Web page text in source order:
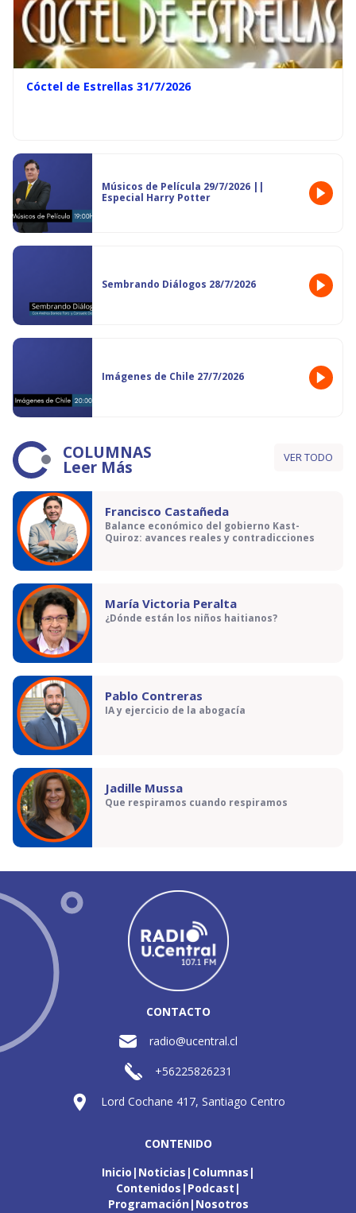
Cóctel de Estrellas 31/7/2026
Músicos de Película 29/7/2026 ||
Especial Harry Potter
Sembrando Diálogos 28/7/2026
Imágenes de Chile 27/7/2026
COLUMNAS
Leer Más VER TODO
Francisco Castañeda
Balance económico del gobierno Kast-
Quiroz: avances reales y contradicciones
María Victoria Peralta
¿Dónde están los niños haitianos?
Pablo Contreras
IA y ejercicio de la abogacía
Jadille Mussa
Que respiramos cuando respiramos
CONTACTO
radio@ucentral.cl
+56225826231
Lord Cochane 417, Santiago Centro
CONTENIDO
Inicio Noticias Columnas
Contenidos Podcast
Programación Nosotros